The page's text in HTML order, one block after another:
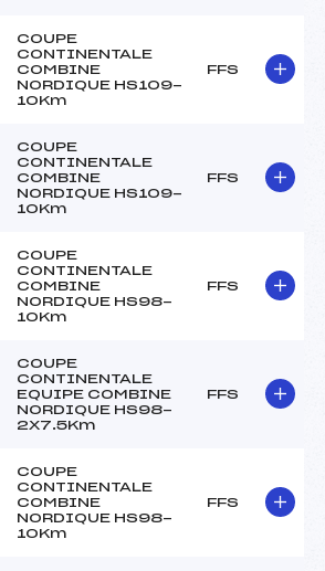
COUPE
CONTINENTALE
COMBINE
NORDIQUE HS109-
10Km
FFS
COUPE
CONTINENTALE
COMBINE
NORDIQUE HS109-
10Km
FFS
COUPE
CONTINENTALE
COMBINE
NORDIQUE HS98-
10Km
FFS
COUPE
CONTINENTALE
EQUIPE COMBINE
NORDIQUE HS98-
2X7.5Km
FFS
COUPE
CONTINENTALE
COMBINE
NORDIQUE HS98-
10Km
FFS